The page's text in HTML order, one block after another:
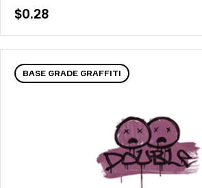
$0.28
BASE GRADE GRAFFITI